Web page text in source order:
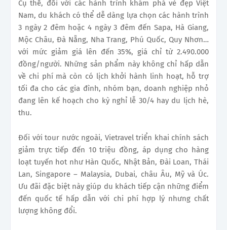
Cụ thể, đối với các hành trình khám phá vẻ đẹp Việt
Nam, du khách có thể dễ dàng lựa chọn các hành trình
3 ngày 2 đêm hoặc 4 ngày 3 đêm đến Sapa, Hà Giang,
Mộc Châu, Đà Nẵng, Nha Trang, Phú Quốc, Quy Nhơn…
với mức giảm giá lên đến 35%, giá chỉ từ 2.490.000
đồng/người. Những sản phẩm này không chỉ hấp dẫn
về chi phí mà còn có lịch khởi hành linh hoạt, hỗ trợ
tối đa cho các gia đình, nhóm bạn, doanh nghiệp nhỏ
đang lên kế hoạch cho kỳ nghỉ lễ 30/4 hay du lịch hè,
thu.
Đối với tour nước ngoài, Vietravel triển khai chính sách
giảm trực tiếp đến 10 triệu đồng, áp dụng cho hàng
loạt tuyến hot như Hàn Quốc, Nhật Bản, Đài Loan, Thái
Lan, Singapore – Malaysia, Dubai, châu Âu, Mỹ và Úc.
Ưu đãi đặc biệt này giúp du khách tiếp cận những điểm
đến quốc tế hấp dẫn với chi phí hợp lý nhưng chất
lượng không đổi.